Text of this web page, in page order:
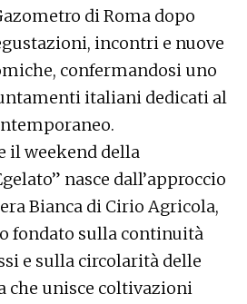
di Roma dopo
incontri e nuove
confermandosi uno
italiani dedicati al
il weekend della
nasce dall’approccio
Bianca di Cirio Agricola,
fondato sulla continuità
e sulla circolarità delle
che unisce coltivazioni